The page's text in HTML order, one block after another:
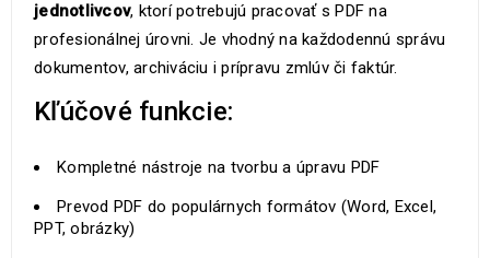
jednotlivcov, ktorí potrebujú pracovať s PDF na
profesionálnej úrovni. Je vhodný na každodennú správu
dokumentov, archiváciu i prípravu zmlúv či faktúr.
Kľúčové funkcie:
Kompletné nástroje na tvorbu a úpravu PDF
Prevod PDF do populárnych formátov (Word, Excel,
PPT, obrázky)